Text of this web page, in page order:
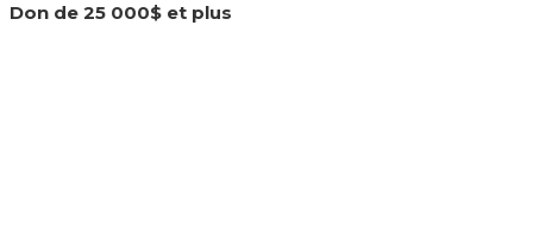
Don de 25 000$ et plus